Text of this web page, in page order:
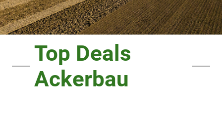
Top Deals
Ackerbau